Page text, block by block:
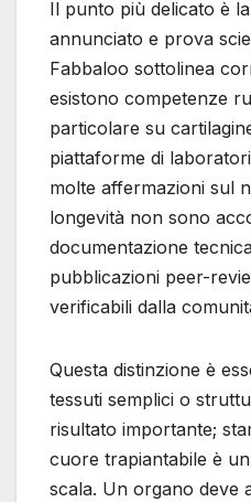
Il punto più delicato è
annunciato e prova
Fabbaloo sottolinea
esistono competenze
particolare su
piattaforme di
molte affermazioni sul
longevità non sono
documentazione
pubblicazioni peer-
verificabili dalla
Questa distinzione è
tessuti semplici o
risultato importante;
cuore trapiantabile è
scala. Un organo deve